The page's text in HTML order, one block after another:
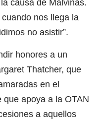
causa de Malvinas.
nos llega la
no asistir”.
honores a un
Thatcher, que
en el
que apoya a la OTAN
a aquellos